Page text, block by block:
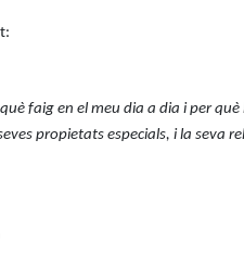
faig en el meu dia a dia i per
propietats especials, i la